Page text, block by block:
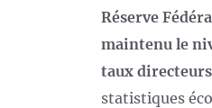
Réserve
maintenu le
taux
statistiques